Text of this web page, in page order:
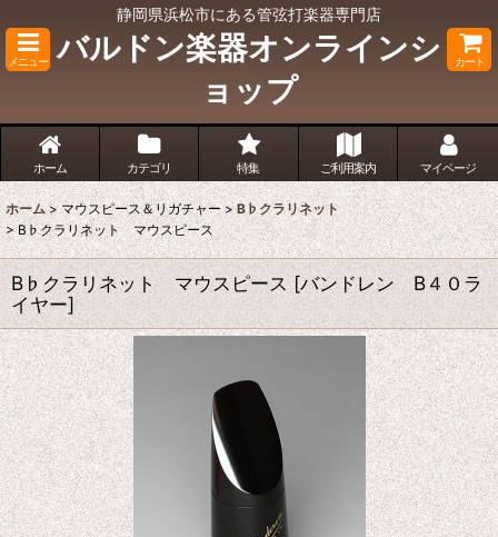
静岡県浜松市にある管弦打楽器専門店
メニュー
バルドン楽器オンラインシ
ョップ
カート
ホーム カテゴリ 特集 ご利用案内 マイページ
ホーム > マウスピース＆リガチャー > B♭クラリネット
> B♭クラリネット マウスピース
B♭クラリネット マウスピース [バンドレン B４０ラ
イヤー]